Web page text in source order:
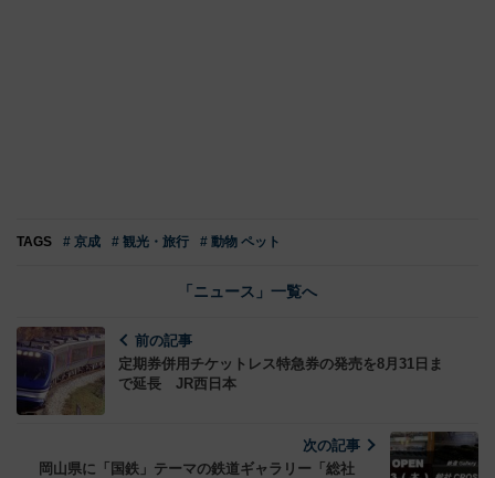
TAGS # 京成 # 観光・旅行 # 動物 ペット
「ニュース」一覧へ
前の記事
定期券併用チケットレス特急券の発売を8月31日ま
で延長 JR西日本
次の記事
岡山県に「国鉄」テーマの鉄道ギャラリー「総社